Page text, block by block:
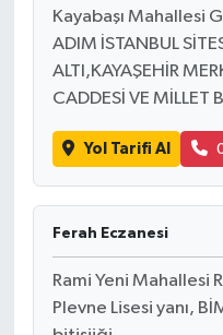
Kayabaşı Mahallesi
ADIM İSTANBUL
ALTI,KAYAŞEHİR
CADDESİ VE MİLLET
Yol Tarifi Al
Ferah Eczanesi
Rami Yeni Mahallesi
Plevne Lisesi yanı,